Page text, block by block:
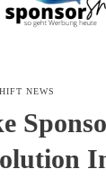
NEWS